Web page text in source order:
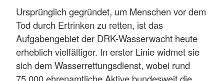
Ursprünglich gegründet, um Menschen vor dem
Tod durch Ertrinken zu retten, ist das
Aufgabengebiet der DRK-Wasserwacht heute
erheblich vielfältiger. In erster Linie widmet sie
sich dem Wasserrettungsdienst, wobei rund